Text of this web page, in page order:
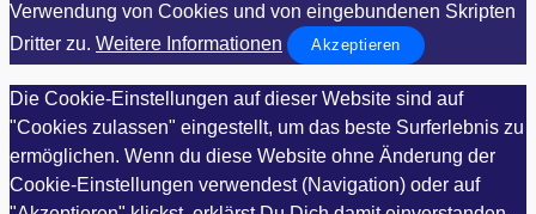
Verwendung von Cookies und von eingebundenen Skripten
Dritter zu. Weitere Informationen Akzeptieren
Die Cookie-Einstellungen auf dieser Website sind auf
"Cookies zulassen" eingestellt, um das beste Surferlebnis zu
ermöglichen. Wenn du diese Website ohne Änderung der
Cookie-Einstellungen verwendest (Navigation) oder auf